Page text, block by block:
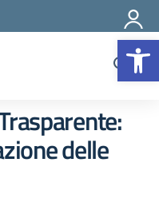
delle